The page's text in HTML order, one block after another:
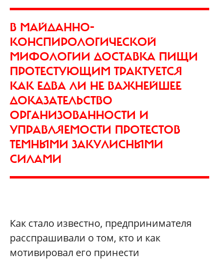
В МАЙДАННО-
КОНСПИРОЛОГИЧЕСКОЙ
МИФОЛОГИИ ДОСТАВКА ПИЩИ
ПРОТЕСТУЮЩИМ ТРАКТУЕТСЯ
КАК ЕДВА ЛИ НЕ ВАЖНЕЙШЕЕ
ДОКАЗАТЕЛЬСТВО
ОРГАНИЗОВАННОСТИ И
УПРАВЛЯЕМОСТИ ПРОТЕСТОВ
ТЕМНЫМИ ЗАКУЛИСНЫМИ
СИЛАМИ
Как стало известно, предпринимателя
расспрашивали о том, кто и как
мотивировал его принести